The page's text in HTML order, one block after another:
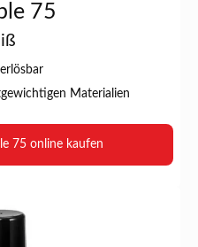
75
Materialien
75 online kaufen